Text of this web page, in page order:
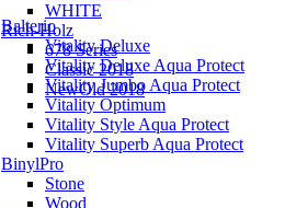
WHITE
Rich-Holz
678 Series
Classic 2018
NewOld 2018
Balterio
Vitality Deluxe
Vitality Deluxe Aqua Protect
Vitality Jumbo Aqua Protect
Vitality Optimum
Vitality Style Aqua Protect
Vitality Superb Aqua Protect
BinylPro
Stone
Wood